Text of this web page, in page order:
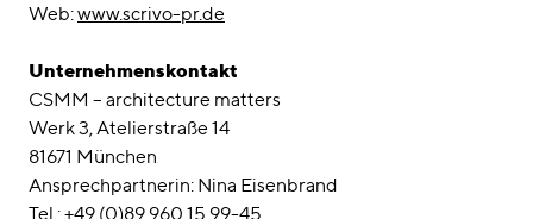
Web:www.scrivo-pr.de
Unternehmenskontakt
CSMM – architecture matters
Werk 3, Atelierstraße 14
81671 München
Ansprechpartnerin: Nina Eisenbrand
Tel.: +49 (0)89 960 15 99-45